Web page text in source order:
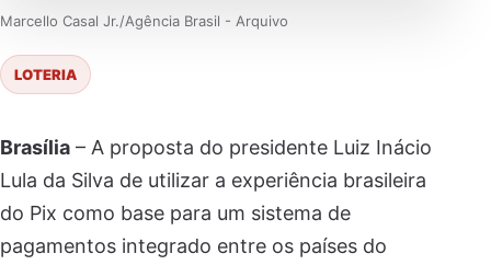
Marcello Casal Jr./Agência Brasil - Arquivo
LOTERIA
Brasília – A proposta do presidente Luiz Inácio
Lula da Silva de utilizar a experiência brasileira
do Pix como base para um sistema de
pagamentos integrado entre os países do